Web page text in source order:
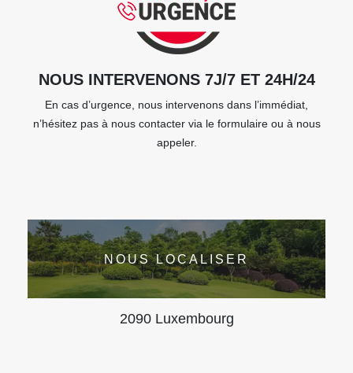
NOUS INTERVENONS 7J/7 ET 24H/24
En cas d’urgence, nous intervenons dans l’immédiat,
n’hésitez pas à nous contacter via le formulaire ou à nous
appeler.
NOUS LOCALISER
2090 Luxembourg